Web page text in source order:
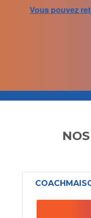
Vous pouvez